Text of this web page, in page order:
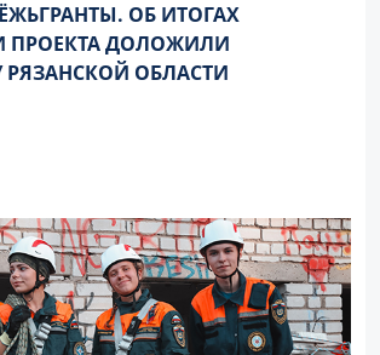
ОБ ИТОГАХ
ПРОЕКТА ДОЛОЖИЛИ
РЯЗАНСКОЙ ОБЛАСТИ